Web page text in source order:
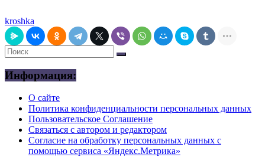
kroshka
Информация:
О сайте
Политика конфиденциальности персональных данных
Пользовательское Соглашение
Связаться с автором и редактором
Согласие на обработку персональных данных с
помощью сервиса «Яндекс.Метрика»